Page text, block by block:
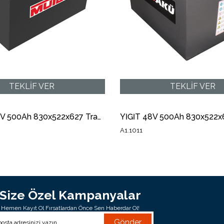
MUTLU 48V 500Ah 830x522x627 Traksiyoner Forklift Aküsü A1.1010
A1.1011
Size Özel Kampanyalar
Hemen Kayıt Ol Fırsatlardan Önce Sen Haberdar Ol!